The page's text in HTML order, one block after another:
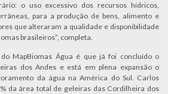
o uso excessivo dos recursos hídricos,
para a produção de bens, alimento e
que alteraram a qualidade e disponibilidade
brasileiros”, completa.
MapBiomas Água é que já foi concluído o
dos Andes e está em plena expansão o
da água na América do Sul. Carlos
da área total de geleiras das Cordilheira dos